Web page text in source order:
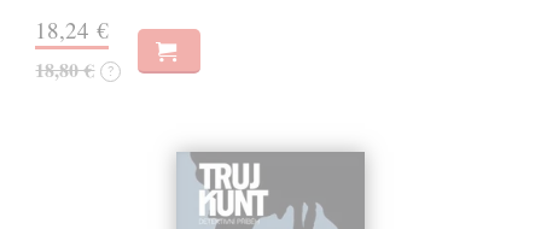
18,24 €
18,80 € ?